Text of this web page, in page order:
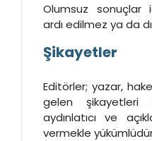
Olumsuz sonuçlar
ardı edilmez ya da
Şikayetler
Editörler; yazar,
gelen şikayetleri
aydınlatıcı ve
vermekle